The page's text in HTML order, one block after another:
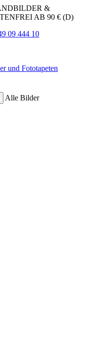
&
AB 90 € (D)
09 444 10
Alle Bilder